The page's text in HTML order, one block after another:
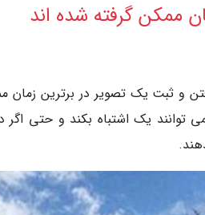
ممکن گرفته شده اند
و ثبت یک تصویر در برترین
یک اشتباه بکند و حتی